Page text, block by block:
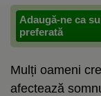
Adaugă-ne ca
preferată
Mulți oameni
afectează